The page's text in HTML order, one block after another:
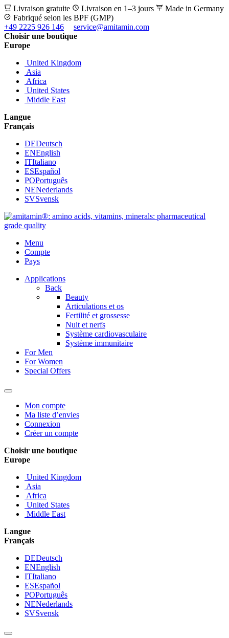
Livraison gratuite Livraison en 1–3 jours
Made in Germany
Fabriqué selon les BPF (GMP)
+49 2225 926 146
service@amitamin.com
Choisir une boutique
Europe
United Kingdom
Asia
Africa
United States
Middle East
Langue
Français
DEDeutsch
ENEnglish
ITItaliano
ESEspañol
POPortuguês
NENederlands
SVSvensk
Menu
Compte
Pays
Applications
Back
Beauty
Articulations et os
Fertilité et grossesse
Nuit et nerfs
Système cardiovasculaire
Système immunitaire
For Men
For Women
Special Offers
Mon compte
Ma liste d’envies
Connexion
Créer un compte
Choisir une boutique
Europe
United Kingdom
Asia
Africa
United States
Middle East
Langue
Français
DEDeutsch
ENEnglish
ITItaliano
ESEspañol
POPortuguês
NENederlands
SVSvensk